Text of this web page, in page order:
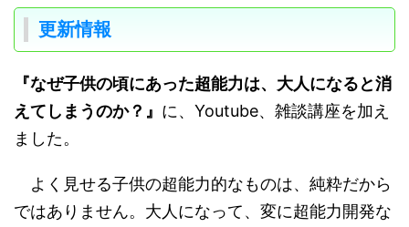
更新情報
『なぜ子供の頃にあった超能力は、大人になると消
えてしまうのか？』 に、Youtube、雑談講座を加え
ました。
よく見せる子供の超能力的なものは、純粋だから
ではありません。大人になって、変に超能力開発な